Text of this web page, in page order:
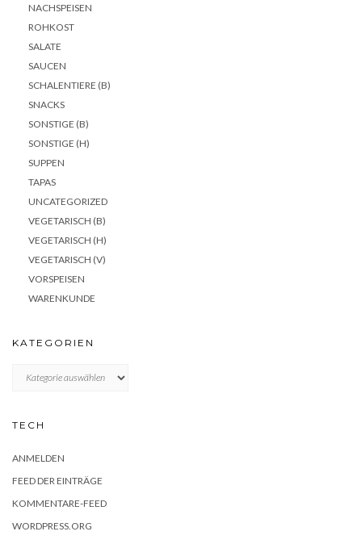
NACHSPEISEN
ROHKOST
SALATE
SAUCEN
SCHALENTIERE (B)
SNACKS
SONSTIGE (B)
SONSTIGE (H)
SUPPEN
TAPAS
UNCATEGORIZED
VEGETARISCH (B)
VEGETARISCH (H)
VEGETARISCH (V)
VORSPEISEN
WARENKUNDE
KATEGORIEN
TECH
ANMELDEN
FEED DER EINTRÄGE
KOMMENTARE-FEED
WORDPRESS.ORG